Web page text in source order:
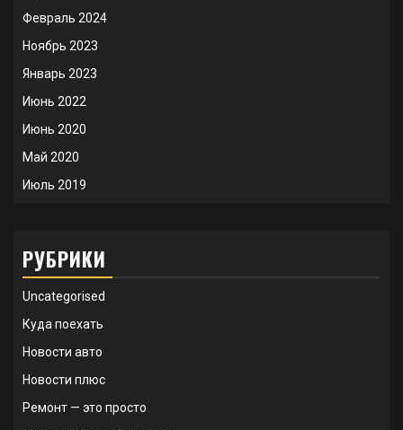
Февраль 2024
Ноябрь 2023
Январь 2023
Июнь 2022
Июнь 2020
Май 2020
Июль 2019
РУБРИКИ
Uncategorised
Куда поехать
Новости авто
Новости плюс
Ремонт — это просто